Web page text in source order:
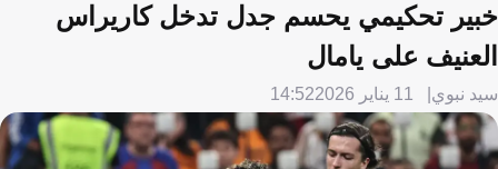
خبير تحكيمي يحسم جدل تدخل كاريراس
العنيف على يامال
سيد نبوي 11 يناير 2026 14:52